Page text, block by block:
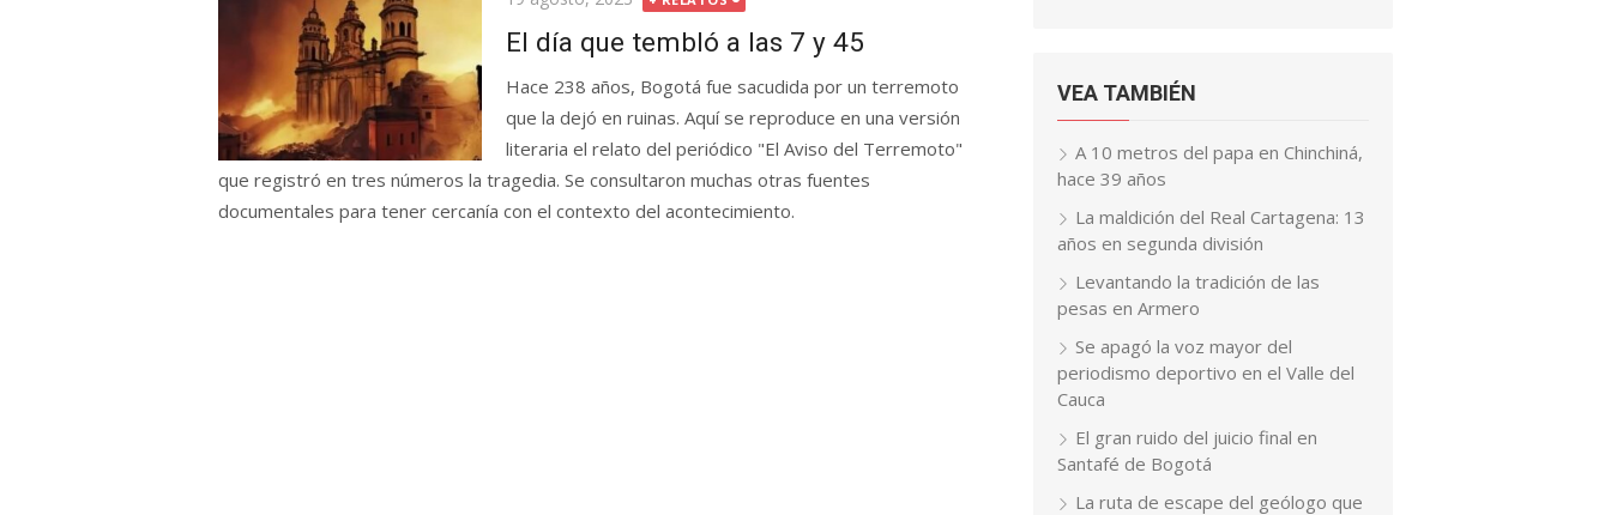
El día que tembló a las 7 y 45
Hace 238 años, Bogotá fue sacudida por un terremoto
que la dejó en ruinas. Aquí se reproduce en una versión
literaria el relato del periódico "El Aviso del Terremoto"
que registró en tres números la tragedia. Se consultaron muchas otras fuentes
documentales para tener cercanía con el contexto del acontecimiento.
VEA TAMBIÉN
A 10 metros del papa en Chinchiná,
hace 39 años
La maldición del Real Cartagena: 13
años en segunda división
Levantando la tradición de las
pesas en Armero
Se apagó la voz mayor del
periodismo deportivo en el Valle del
Cauca
El gran ruido del juicio final en
Santafé de Bogotá
La ruta de escape del geólogo que